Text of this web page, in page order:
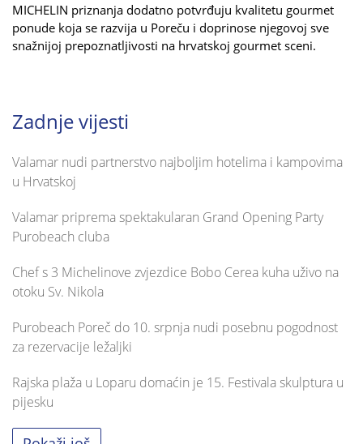
MICHELIN priznanja dodatno potvrđuju kvalitetu gourmet
ponude koja se razvija u Poreču i doprinose njegovoj sve
snažnijoj prepoznatljivosti na hrvatskoj gourmet sceni.
Zadnje vijesti
Valamar nudi partnerstvo najboljim hotelima i kampovima
u Hrvatskoj
Valamar priprema spektakularan Grand Opening Party
Purobeach cluba
Chef s 3 Michelinove zvjezdice Bobo Cerea kuha uživo na
otoku Sv. Nikola
Purobeach Poreč do 10. srpnja nudi posebnu pogodnost
za rezervacije ležaljki
Rajska plaža u Loparu domaćin je 15. Festivala skulptura u
pijesku